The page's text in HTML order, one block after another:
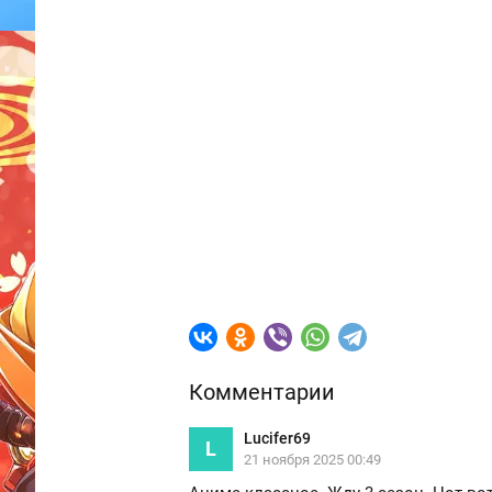
Комментарии
L Lucifer69
21 ноября 2025 00:49